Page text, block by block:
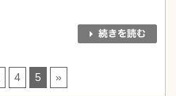
4 5 »